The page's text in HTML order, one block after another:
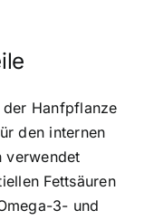
der Hanfpflanze
den internen
verwendet
Fettsäuren
3- und